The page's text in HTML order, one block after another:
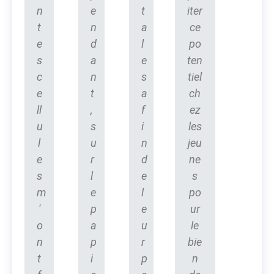
n
t
e
s
c
e
ll
u
l
e
s
m
'
o
n
t
e
n
d
a
n
t
,
s
u
r
l
e
p
a
p
i
t
a
l
e
s
a
f
i
n
d
e
l
e
u
r
p
iter
ce
po
ten
tiel
ch
ez
les
jeu
ne
s
po
ur
le
bie
n